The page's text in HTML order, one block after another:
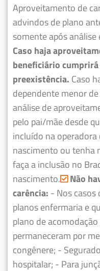
Aproveitamento de
advindos de plano
somente após análise
Caso haja
beneficiário
preexistência. Caso
dependente menor
análise de
pelo pai/mãe desde
incluído na
nascimento ou tenha
faça a inclusão no
nascimento. Não
carência: - Nos casos
planos enfermaria e
plano de
permaneceram por
congênere; -
hospitalar; - Para